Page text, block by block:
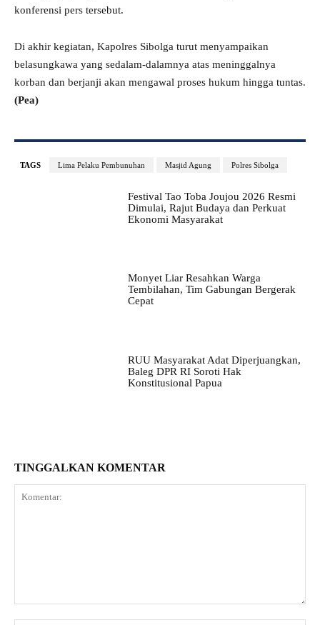
konferensi pers tersebut.
Di akhir kegiatan, Kapolres Sibolga turut menyampaikan
belasungkawa yang sedalam-dalamnya atas meninggalnya
korban dan berjanji akan mengawal proses hukum hingga tuntas.
(Pea)
TAGS Lima Pelaku Pembunuhan Masjid Agung Polres Sibolga
Festival Tao Toba Joujou 2026 Resmi
Dimulai, Rajut Budaya dan Perkuat
Ekonomi Masyarakat
Monyet Liar Resahkan Warga
Tembilahan, Tim Gabungan Bergerak
Cepat
RUU Masyarakat Adat Diperjuangkan,
Baleg DPR RI Soroti Hak
Konstitusional Papua
TINGGALKAN KOMENTAR